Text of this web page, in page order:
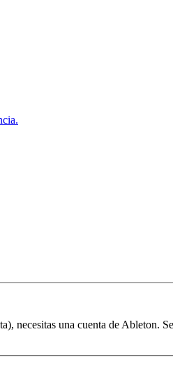
una cuenta de Ableton.